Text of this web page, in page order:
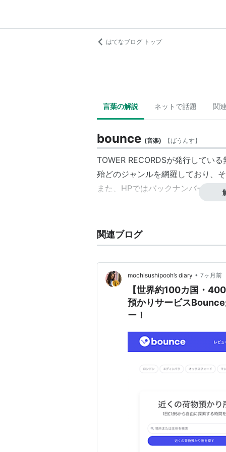
はてなブログ トップ
言葉の解説 ネットで話題 関
bounce (音楽) 【ばうんす】
TOWER RECORDSが発行してい
殆どのジャンルを網羅しており、
また、HPではバックナンバーが
関連ブログ
mochisushipooh’s diary • 7ヶ月前
【世界約100カ国・
預かりサービス
ー！